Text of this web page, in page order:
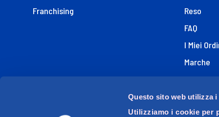
Questo sito web utilizza i
Utilizziamo i cookie per
Franchising
Reso
FAQ
I Miei
Marche